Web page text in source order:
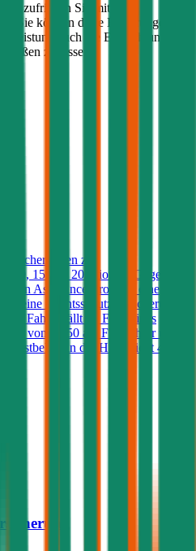
zufrieden Sie mit ihrer
Sie können diese Erfahrungen
Leistung auch die Empfehlungen
zu lassen:
zu
10, 15 und 20 Mio. an. Gegen
ein Assistance-Produkt, eine
eine Rechtsschutzversicherung
Fahrer fällt im Falle eines
von € 250 an. Für Fahrer unter
in der Haftpflicht 400€.